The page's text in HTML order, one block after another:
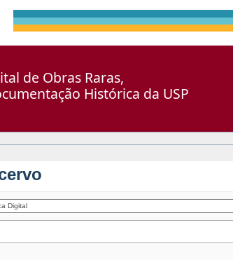
de Obras Raras,
Histórica da USP